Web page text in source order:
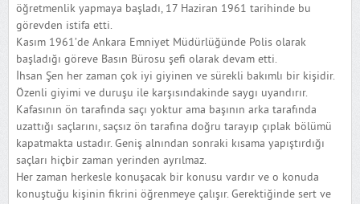
öğretmenlik yapmaya başladı, 17 Haziran 1961 tarihinde bu
görevden istifa etti.
Kasım 1961’de Ankara Emniyet Müdürlüğünde Polis olarak
başladığı göreve Basın Bürosu şefi olarak devam etti.
İhsan Şen her zaman çok iyi giyinen ve sürekli bakımlı bir kişidir.
Özenli giyimi ve duruşu ile karşısındakinde saygı uyandırır.
Kafasının ön tarafında saçı yoktur ama başının arka tarafında
uzattığı saçlarını, saçsız ön tarafına doğru tarayıp çıplak bölümü
kapatmakta ustadır. Geniş alnından sonraki kısama yapıştırdığı
saçları hiçbir zaman yerinden ayrılmaz.
Her zaman herkesle konuşacak bir konusu vardır ve o konuda
konuştuğu kişinin fikrini öğrenmeye çalışır. Gerektiğinde sert ve